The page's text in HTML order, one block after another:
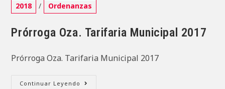
Categoría
de
la
entrada:
2018 / Ordenanzas
Prórroga Oza. Tarifaria Municipal 2017
Prórroga Oza. Tarifaria Municipal 2017
Continuar Leyendo Prórroga